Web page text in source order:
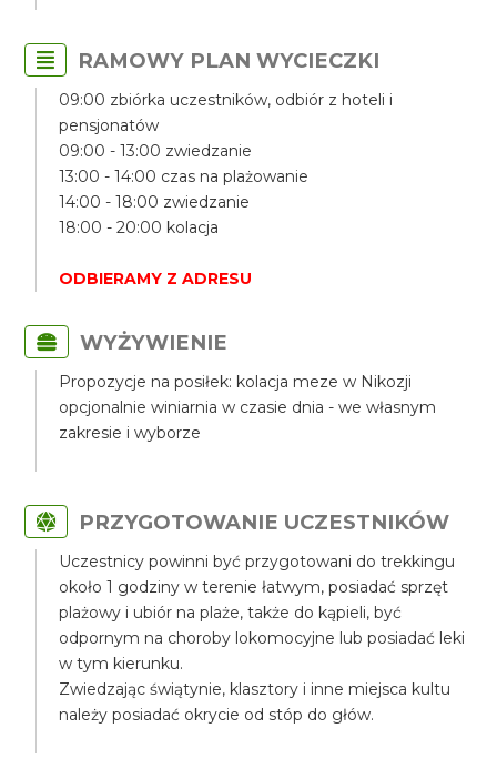
RAMOWY PLAN WYCIECZKI
09:00 zbiórka uczestników, odbiór z hoteli i
pensjonatów
09:00 - 13:00 zwiedzanie
13:00 - 14:00 czas na plażowanie
14:00 - 18:00 zwiedzanie
18:00 - 20:00 kolacja
ODBIERAMY Z ADRESU
WYŻYWIENIE
Propozycje na posiłek: kolacja meze w Nikozji
opcjonalnie winiarnia w czasie dnia - we własnym
zakresie i wyborze
PRZYGOTOWANIE UCZESTNIKÓW
Uczestnicy powinni być przygotowani do trekkingu
około 1 godziny w terenie łatwym, posiadać sprzęt
plażowy i ubiór na plaże, także do kąpieli, być
odpornym na choroby lokomocyjne lub posiadać leki
w tym kierunku.
Zwiedzając świątynie, klasztory i inne miejsca kultu
należy posiadać okrycie od stóp do głów.